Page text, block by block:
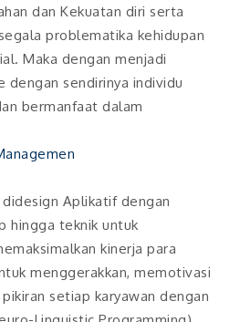
dan Kekuatan diri serta
problematika kehidupan
Maka dengan menjadi
dengan sendirinya individu
bermanfaat dalam
Aplikatif dengan
hingga teknik untuk
kinerja para
menggerakkan, memotivasi
setiap karyawan dengan